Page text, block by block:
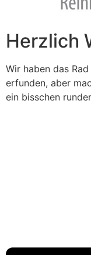
Herzlich
Wir haben das
erfunden, aber
ein bisschen